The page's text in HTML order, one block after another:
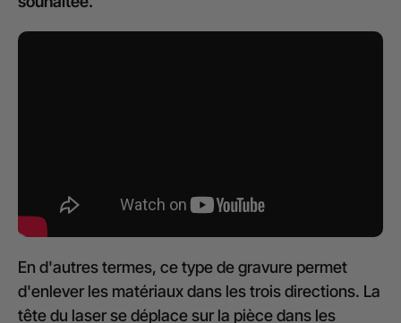
En d'autres termes, ce type de gravure permet
d'enlever les matériaux dans les trois directions. La
tête du laser se déplace sur la pièce dans les